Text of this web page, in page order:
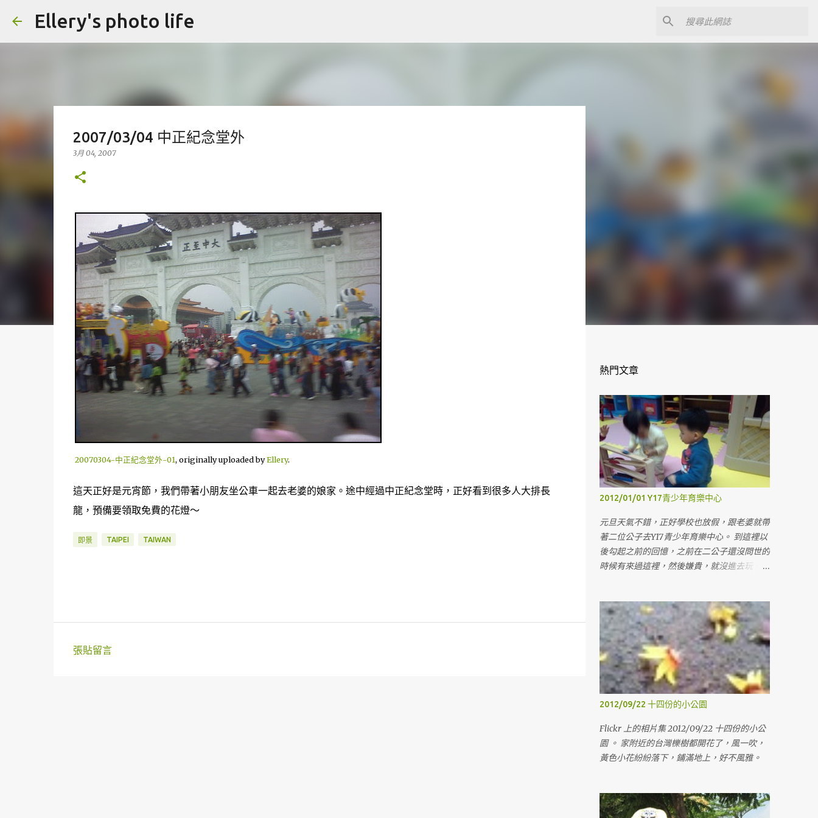
Ellery's photo life
2007/03/04 中正紀念堂外
3月 04, 2007
20070304-中正紀念堂外-01, originally uploaded byEllery.
這天正好是元宵節，我們帶著小朋友坐公車一起去老婆的娘家。途中經過中正紀念堂時，正好看到很多人大排長
龍，預備要領取免費的花燈～
即景 TAIPEI TAIWAN
張貼留言
熱門文章
2012/01/01 Y17青少年育樂中心
元旦天氣不錯，正好學校也放假，跟老婆就帶
著二位公子去Y17青少年育樂中心。 到這裡以
後勾起之前的回憶，之前在二公子還沒問世的
時候有來過這裡，然後嫌貴，就沒進去玩。
沒用到那麼多，就算了，等有要的時候，再來
找人一起買，這樣才不會心痛。這次只買十
張，買十張，是因為可以在我假日上課的時
候，老婆可以帶兩個小鬼來玩，然後也可以分
兩張給姊姊，讓她可以帶她女兒來玩玩。 裡
面的空間蠻大的，有蠻多東西可以玩，有沙
子、球、積木、各式各樣的玩具，裡面的大姊
姊還會講故事跟帶著動手作一些東西。下午的
場次人比較多，就開始有擁擠的感覺了。 這
次還是沒進旁邊的東和禪寺走走，遺憾。
Generated by Flickr Album Maker
2012/09/22 十四份的小公園
Flickr 上的相片集 2012/09/22 十四份的小公
園 。 家附近的台灣櫟樹都開花了，風一吹，
黃色小花紛紛落下，鋪滿地上，好不風雅。